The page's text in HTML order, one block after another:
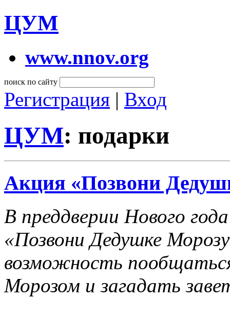
ЦУМ
www.nnov.org
поиск по сайту
Регистрация | Вход
ЦУМ: подарки
Акция «Позвони
В преддверии Нового
«Позвони Дедушке
возможность
Морозом и загадать